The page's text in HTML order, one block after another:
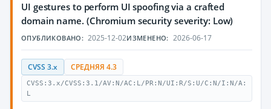
UI gestures to perform UI spoofing via a crafted
domain name. (Chromium security severity: Low)
ОПУБЛИКОВАНО: 2025-12-02ИЗМЕНЕНО: 2026-06-17
CVSS 3.x СРЕДНЯЯ 4.3
CVSS:3.x/CVSS:3.1/AV:N/AC:L/PR:N/UI:R/S:U/C:N/I:N/A:
L